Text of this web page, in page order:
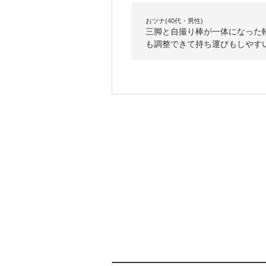
おツナ(40代・男性)
三脚と自撮り棒が一体になっ
も調整できて持ち運びもしや